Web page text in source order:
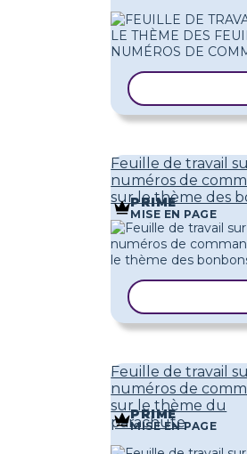
Feuille de travail
numéros de
sur le thème des
PRIME
MISE EN PAGE
Feuille de travail
numéros de
sur le thème du
parachute
PRIME
MISE EN PAGE